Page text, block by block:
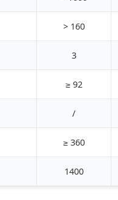
> 160
3
≥ 92
/
≥ 360
1400